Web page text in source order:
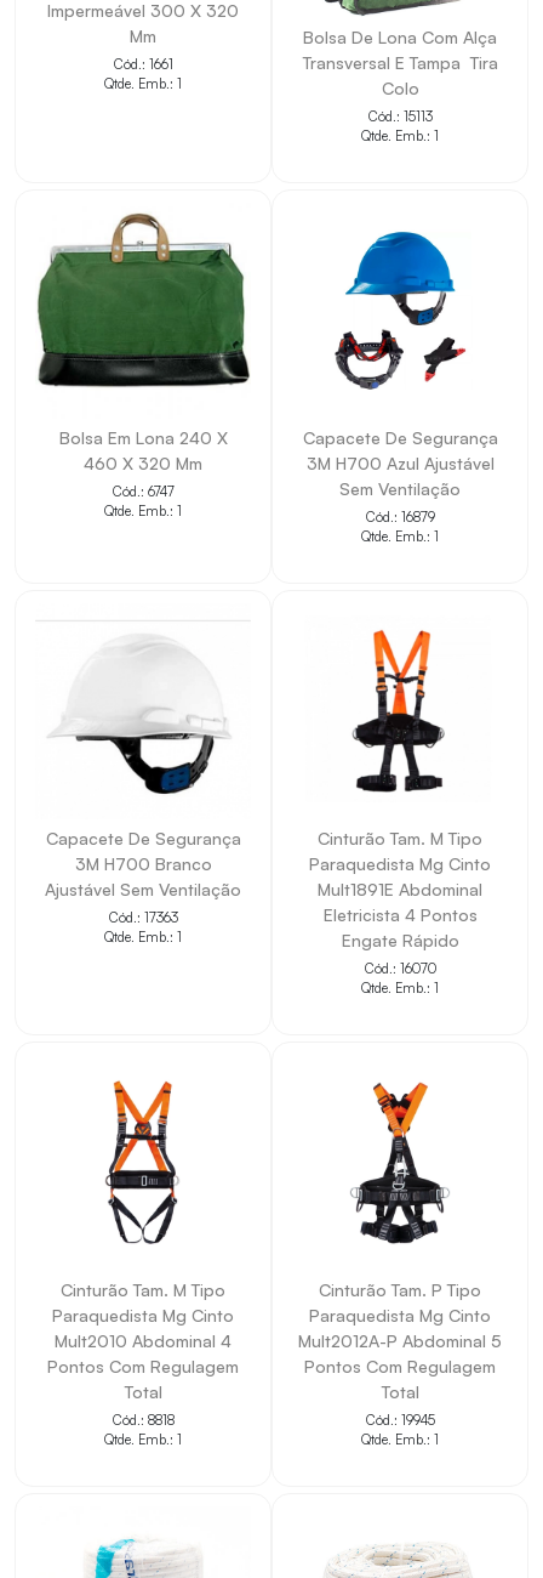
• Apoia rotinas profissionais com foco em segurança e
proteção.
• Facilita a identificação de tamanho, material ou
uso técnico.
• Indicado para atividades compatíveis com o tipo de
proteção do item.
• Ajuda a compor kits e estoques de segurança do
trabalho.
Impermeável 300 X 320
Mm
Cód.: 1661
Qtde. Emb.: 1
Bolsa De Lona Com Alça
Transversal E Tampa  Tira
Colo
Cód.: 15113
Qtde. Emb.: 1
Bolsa Em Lona 240 X
460 X 320 Mm
Cód.: 6747
Qtde. Emb.: 1
Capacete De Segurança
3M H700 Azul Ajustável
Sem Ventilação
Cód.: 16879
Qtde. Emb.: 1
Capacete De Segurança
3M H700 Branco
Ajustável Sem Ventilação
Cód.: 17363
Qtde. Emb.: 1
Cinturão Tam. M Tipo
Paraquedista Mg Cinto
Mult1891E Abdominal
Eletricista 4 Pontos
Engate Rápido
Cód.: 16070
Qtde. Emb.: 1
Cinturão Tam. M Tipo
Paraquedista Mg Cinto
Mult2010 Abdominal 4
Pontos Com Regulagem
Total
Cód.: 8818
Qtde. Emb.: 1
Cinturão Tam. P Tipo
Paraquedista Mg Cinto
Mult2012A-P Abdominal 5
Pontos Com Regulagem
Total
Cód.: 19945
Qtde. Emb.: 1